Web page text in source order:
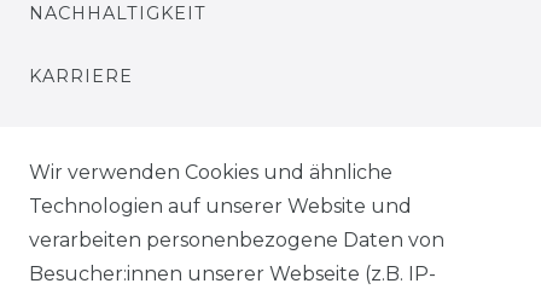
NACHHALTIGKEIT
KARRIERE
BLOG
VORTEILE
Wir verwenden Cookies und ähnliche
Technologien auf unserer Website und
verarbeiten personenbezogene Daten von
Besucher:innen unserer Webseite (z.B. IP-